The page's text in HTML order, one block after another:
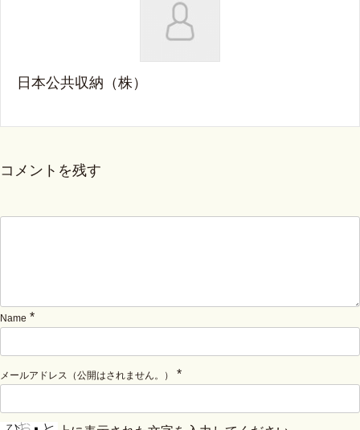
日本公共収納（株）
コメントを残す
Name *
メールアドレス（公開はされません。） *